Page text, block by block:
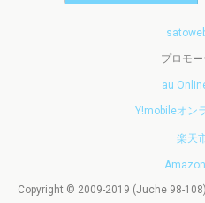
プロモ
au
Y!mobileオン
楽天
Copyright © 2009-2019 (Juche 98-